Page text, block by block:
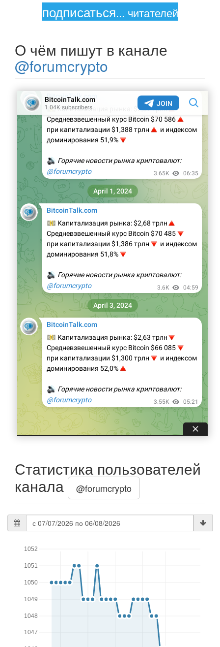
подписаться... читателей
О чём пишут в канале
@forumcrypto
Статистика пользователей
канала
@forumcrypto
Дата
статистики
1047
1048
1049
1050
1051
1052